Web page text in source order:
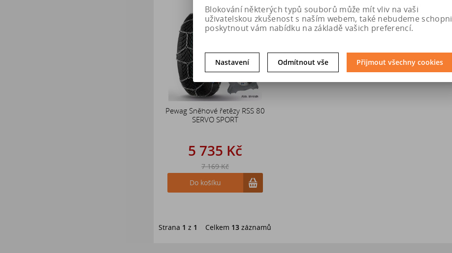
Sleva
20 %
Pewag Sněhové řetězy RSS 80
SERVO SPORT
5 735 Kč
7 169 Kč
Do košíku
Strana 1 z 1 Celkem 13 záznamů
Blokování některých typů souborů může mít vliv na vaši
uživatelskou zkušenost s naším webem, také nebudeme schopni
poskytnout vám nabídku na základě vašich preferencí.
Nastavení Odmítnout vše Přijmout všechny cookies